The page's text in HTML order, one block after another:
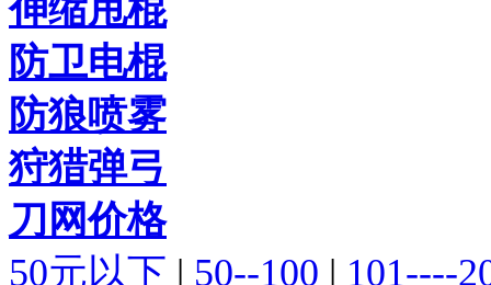
伸缩甩棍
防卫电棍
防狼喷雾
狩猎弹弓
刀网价格
50元以下 | 50--100 | 101----